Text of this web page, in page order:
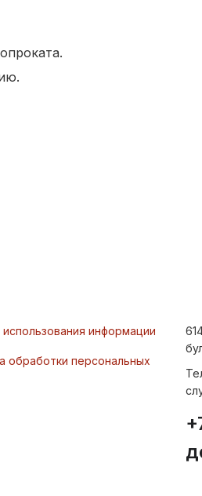
информации
обработки персональных